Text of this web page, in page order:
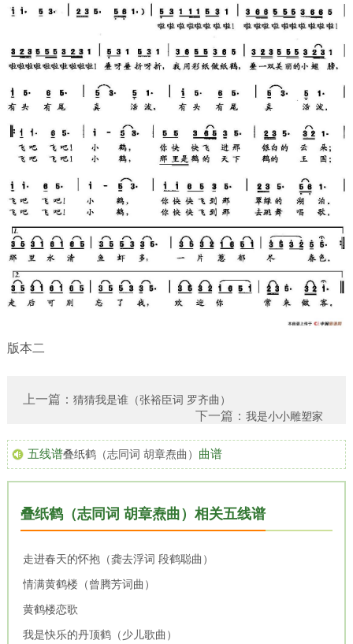
版本二
上一篇： 猜猜我是谁（张裕臣词 罗齐曲）
下一篇：我是小小雕塑家
五线谱叠纸鹤（志同词 胡章焘曲） 曲谱
叠纸鹤（志同词 胡章焘曲）相关五线谱
走进春天的怀抱（龚去浮词 段鹤聪曲）
情满黄鹤楼（曾腾芳词曲）
黄鹤楼恋歌
我是快乐的丹顶鹤（少儿歌曲）